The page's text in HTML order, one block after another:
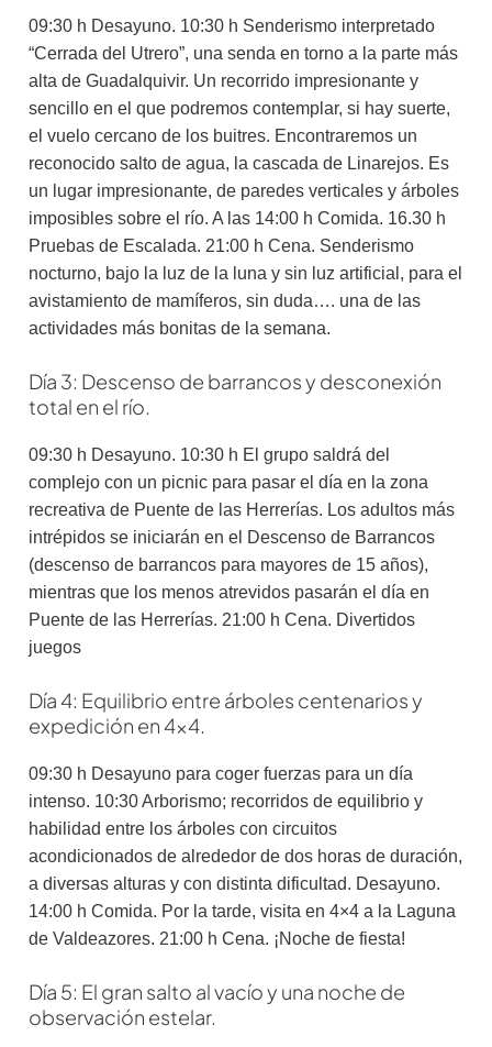
09:30 h Desayuno. 10:30 h Senderismo interpretado
“Cerrada del Utrero”, una senda en torno a la parte más
alta de Guadalquivir. Un recorrido impresionante y
sencillo en el que podremos contemplar, si hay suerte,
el vuelo cercano de los buitres. Encontraremos un
reconocido salto de agua, la cascada de Linarejos. Es
un lugar impresionante, de paredes verticales y árboles
imposibles sobre el río. A las 14:00 h Comida. 16.30 h
Pruebas de Escalada. 21:00 h Cena. Senderismo
nocturno, bajo la luz de la luna y sin luz artificial, para el
avistamiento de mamíferos, sin duda…. una de las
actividades más bonitas de la semana.
Día 3: Descenso de barrancos y desconexión
total en el río.
09:30 h Desayuno. 10:30 h El grupo saldrá del
complejo con un picnic para pasar el día en la zona
recreativa de Puente de las Herrerías. Los adultos más
intrépidos se iniciarán en el Descenso de Barrancos
(descenso de barrancos para mayores de 15 años),
mientras que los menos atrevidos pasarán el día en
Puente de las Herrerías. 21:00 h Cena. Divertidos
juegos
Día 4: Equilibrio entre árboles centenarios y
expedición en 4×4.
09:30 h Desayuno para coger fuerzas para un día
intenso. 10:30 Arborismo; recorridos de equilibrio y
habilidad entre los árboles con circuitos
acondicionados de alrededor de dos horas de duración,
a diversas alturas y con distinta dificultad. Desayuno.
14:00 h Comida. Por la tarde, visita en 4×4 a la Laguna
de Valdeazores. 21:00 h Cena. ¡Noche de fiesta!
Día 5: El gran salto al vacío y una noche de
observación estelar.